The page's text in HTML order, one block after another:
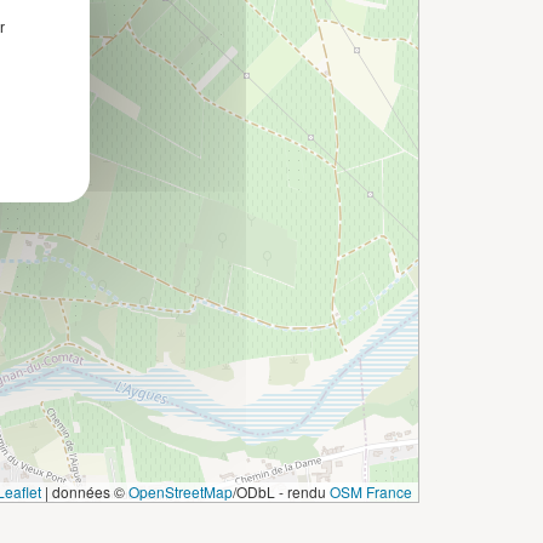
| données ©OpenStreetMap/ODbL - rendu OSM France